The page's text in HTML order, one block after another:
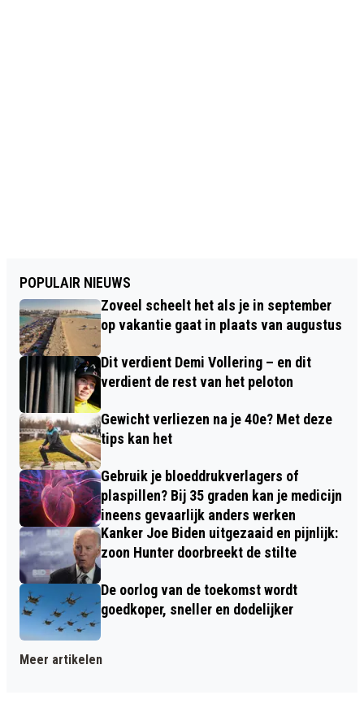
POPULAIR NIEUWS
Zoveel scheelt het als je in september
op vakantie gaat in plaats van augustus
Dit verdient Demi Vollering – en dit
verdient de rest van het peloton
Gewicht verliezen na je 40e? Met deze
tips kan het
Gebruik je bloeddrukverlagers of
plaspillen? Bij 35 graden kan je medicijn
ineens gevaarlijk anders werken
Kanker Joe Biden uitgezaaid en pijnlijk:
zoon Hunter doorbreekt de stilte
De oorlog van de toekomst wordt
goedkoper, sneller en dodelijker
Meer artikelen